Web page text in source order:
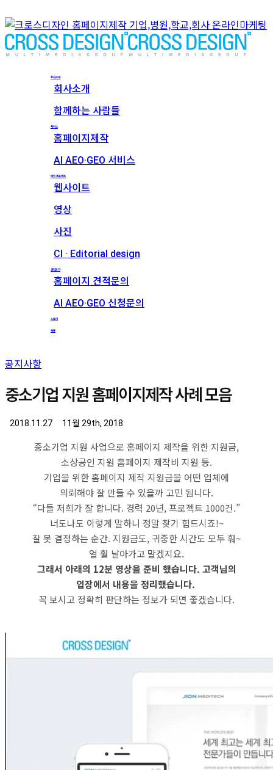
회사소개
회사소개
함께하는 사람들
서비스
홈페이지제작
AI AEO·GEO 서비스
메인 프로젝트
웹사이트
영상
사진
CI · Editorial design
견적문의
홈페이지 견적문의
AI AEO·GEO 신청문의
스토리
채용
공지사항
중소기업 지원 홈페이지제작 사례 모음
2018.11.27 11월 29th, 2018
중소기업 지원 사업으로 홈페이지 제작을 위한 지원금,
소상공인 지원 홈페이지 제작비 지원 등.
기업을 위한 홈페이지 제작 지원금을 어떤 업체에
의뢰해야 잘 만들 수 있을까 고민 됩니다.
“다들 저희가 잘 합니다. 경력 20년, 프로젝트 1000건.”
너도나도 이렇게 말하니 정말 찾기 힘드시죠!~
잘 못 결정하는 순간. 지원금도, 귀중한 시간도 모두 훠~
얼 훨 날아가고 말겠지요.
그래서 아래의 12분 영상을 준비 했습니다. 고객님의
입장에서 내용을 정리했습니다.
꼭 보시고 정확히 판단하는 정보가 되면 좋겠습니다.